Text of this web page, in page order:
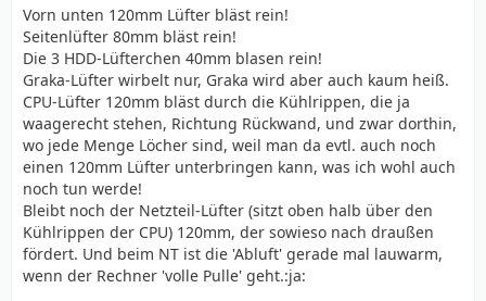
Vorn unten 120mm Lüfter bläst rein!
Seitenlüfter 80mm bläst rein!
Die 3 HDD-Lüfterchen 40mm blasen rein!
Graka-Lüfter wirbelt nur, Graka wird aber auch kaum heiß.
CPU-Lüfter 120mm bläst durch die Kühlrippen, die ja
waagerecht stehen, Richtung Rückwand, und zwar dorthin,
wo jede Menge Löcher sind, weil man da evtl. auch noch
einen 120mm Lüfter unterbringen kann, was ich wohl auch
noch tun werde!
Bleibt noch der Netzteil-Lüfter (sitzt oben halb über den
Kühlrippen der CPU) 120mm, der sowieso nach draußen
fördert. Und beim NT ist die 'Abluft' gerade mal lauwarm,
wenn der Rechner 'volle Pulle' geht.:ja: